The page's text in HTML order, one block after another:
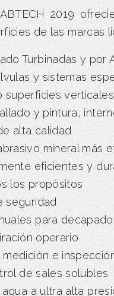
2019
de las marcas
Turbinadas y por
y sistemas
superficies
y pintura,
alta calidad
mineral más
eficientes y
los propósitos
seguridad
para decapado
operario
e
de sales solubles
a ultra alta